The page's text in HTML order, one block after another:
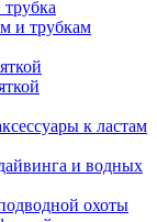
и трубкам
к ластам
и водных
охоты